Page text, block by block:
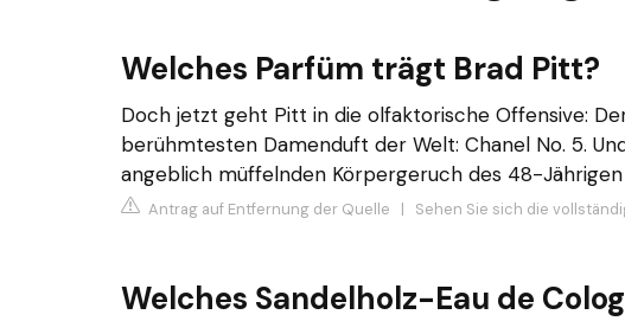
Welches Parfüm trägt Brad Pitt?
Doch jetzt geht Pitt in die olfaktorische Offensive:
berühmtesten Damenduft der Welt: Chanel No. 5.
angeblich müffelnden Körpergeruch des 48-Jährigen
Antrag auf Entfernung der Quelle Sehen Sie sich die
Welches Sandelholz-Eau de